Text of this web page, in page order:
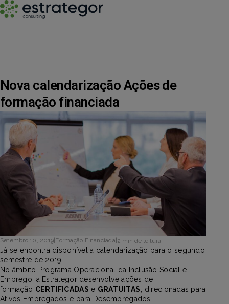
Nova calendarização Ações de
formação financiada
Setembro 10, 2019 Formação Financiada 2 min de leitura
Já se encontra disponível a calendarização para o segundo
semestre de 2019!
No âmbito Programa Operacional da Inclusão Social e
Emprego, a Estrategor desenvolve ações de
formação CERTIFICADAS e GRATUITAS, direcionadas para
Ativos Empregados e para Desempregados.